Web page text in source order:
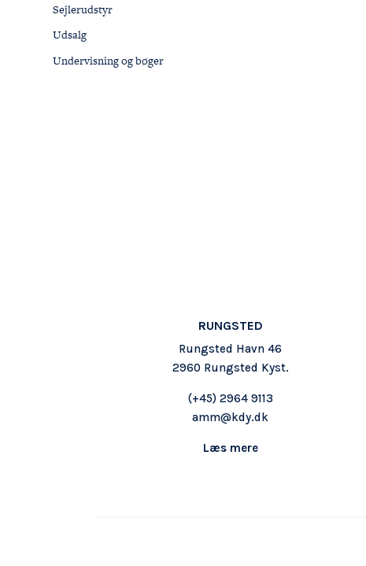
Sejlerudstyr
Udsalg
Undervisning og bøger
RUNGSTED
Rungsted Havn 46
2960 Rungsted Kyst.
(+45) 2964 9113
amm@kdy.dk
Læs mere